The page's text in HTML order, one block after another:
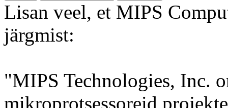
Lisan veel, et MIPS
järgmist:
"MIPS Technologies, Inc.
mikroprotsessoreid